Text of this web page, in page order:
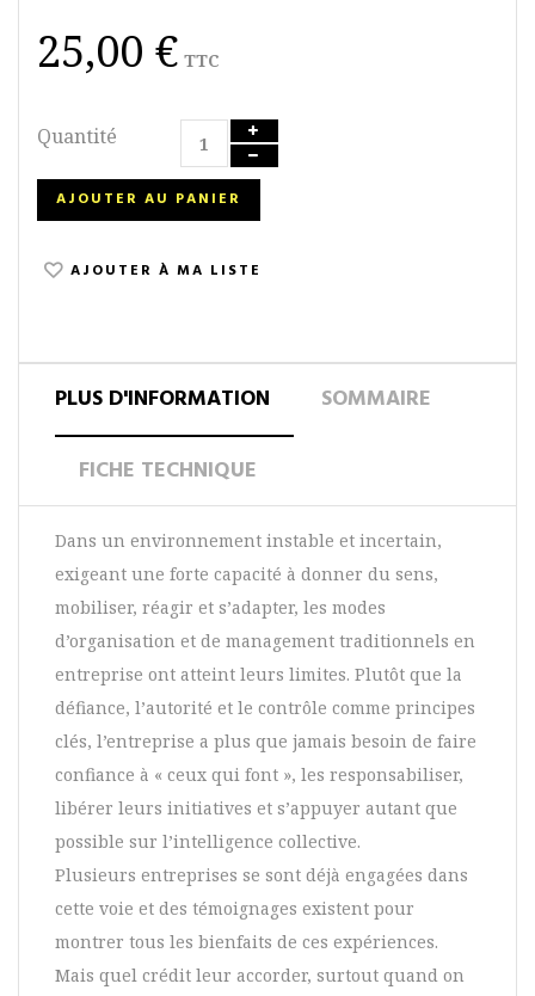
25,00 € TTC
Quantité
AJOUTER AU PANIER
AJOUTER À MA LISTE
PLUS D'INFORMATION SOMMAIRE
FICHE TECHNIQUE
Dans un environnement instable et incertain,
exigeant une forte capacité à donner du sens,
mobiliser, réagir et s’adapter, les modes
d’organisation et de management traditionnels en
entreprise ont atteint leurs limites. Plutôt que la
défiance, l’autorité et le contrôle comme principes
clés, l’entreprise a plus que jamais besoin de faire
confiance à « ceux qui font », les responsabiliser,
libérer leurs initiatives et s’appuyer autant que
possible sur l’intelligence collective.
Plusieurs entreprises se sont déjà engagées dans
cette voie et des témoignages existent pour
montrer tous les bienfaits de ces expériences.
Mais quel crédit leur accorder, surtout quand on